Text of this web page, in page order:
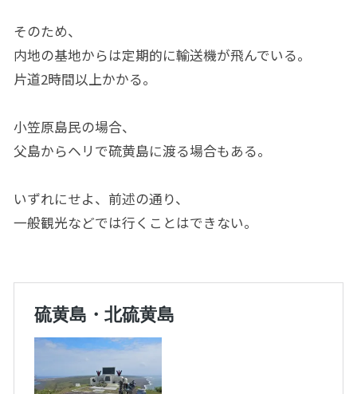
そのため、
内地の基地からは定期的に輸送機が飛んでいる。
片道2時間以上かかる。
小笠原島民の場合、
父島からヘリで硫黄島に渡る場合もある。
いずれにせよ、前述の通り、
一般観光などでは行くことはできない。